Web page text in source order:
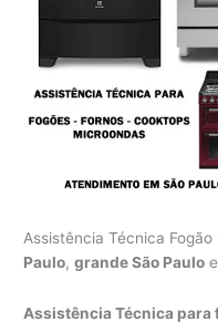
Assistência Técnica
Paulo,grande São Paulo
Assistência Técnica para